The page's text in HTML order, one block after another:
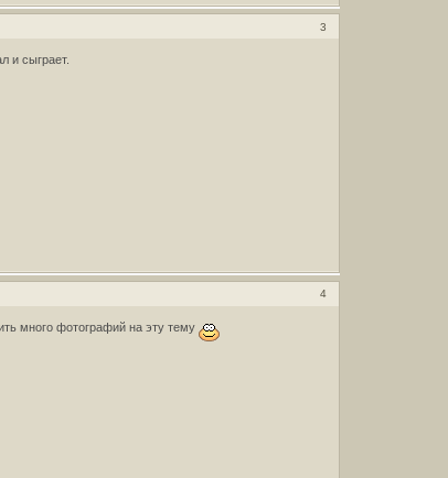
3
и сыграет.
4
много фотографий на эту тему